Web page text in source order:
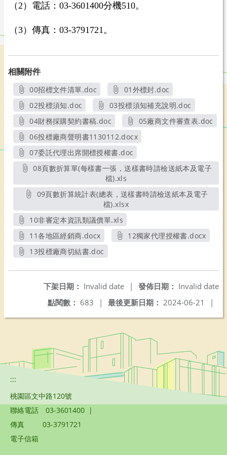
（2）電話：03-3601400分機510。
（3）傳真：03-3791721。
相關附件
00招標文件清單.doc
另開新視窗
01外標封.doc
另開新視窗
02投標須知.doc
另開新視窗
03投標須知補充說明.doc
另開新視窗
04財務採購契約書稿.doc
另開新視窗
05廠商文件審查表.doc
06投標廠商聲明書1130112.docx
另開新視窗
07委託代理出席開標授權書.doc
另開新視窗
08頁數折算單(每樣書一張，送樣書時請檢送紙本及電子
檔).xls
檔).xlsx另開新視窗
10非審定本資訊類議價單.xls
另開新視窗
11各地區經銷商.docx
另開新視窗
12獨家代理授權書.docx
13投標廠商切結書.doc
發佈日期： Invalid date
下架日期： Invalid date
|
最後更新日期： 2024-06-21 |
點閱數： 683 |
:::
桃園區文中路120號
聯絡電話
03-3601400 |
傳真
03-3791721
電子信箱